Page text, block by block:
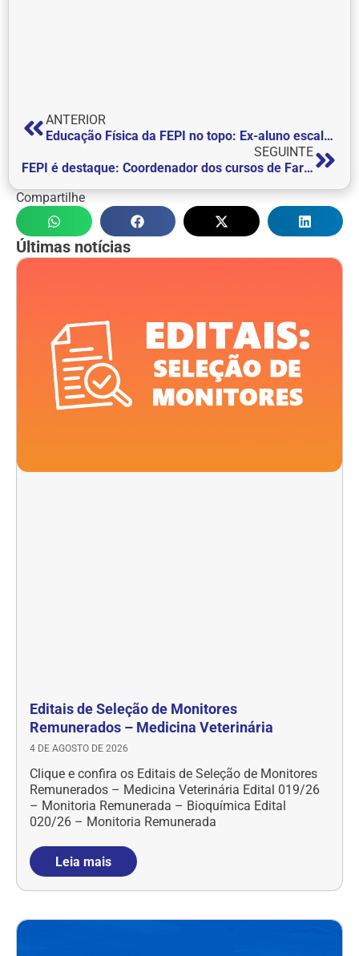
ANTERIOR
Educação Física da FEPI no topo: Ex-aluno escala Pico de 6 mil metros de altitude na Bolívia utilizando conhecimentos adquiridos no curso
SEGUINTE
FEPI é destaque: Coordenador dos cursos de Farmácia e Biomedicina do Centro Universitário de Itajubá – FEPI é convidado para ser revisor científico de revista internacional
Compartilhe
Últimas notícias
Editais de Seleção de Monitores
Remunerados – Medicina Veterinária
4 DE AGOSTO DE 2026
Clique e confira os Editais de Seleção de Monitores
Remunerados – Medicina Veterinária Edital 019/26
– Monitoria Remunerada – Bioquímica Edital
020/26 – Monitoria Remunerada
Leia mais